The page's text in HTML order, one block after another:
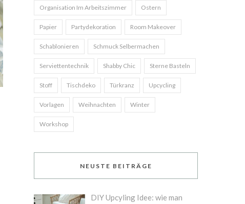
Organisation Im Arbeitszimmer Ostern
Papier Partydekoration Room Makeover
Schablonieren Schmuck Selbermachen
Serviettentechnik Shabby Chic Sterne Basteln
Stoff Tischdeko Türkranz Upcycling
Vorlagen Weihnachten Winter
Workshop
NEUSTE BEITRÄGE
DIY Upcyling Idee: wie man